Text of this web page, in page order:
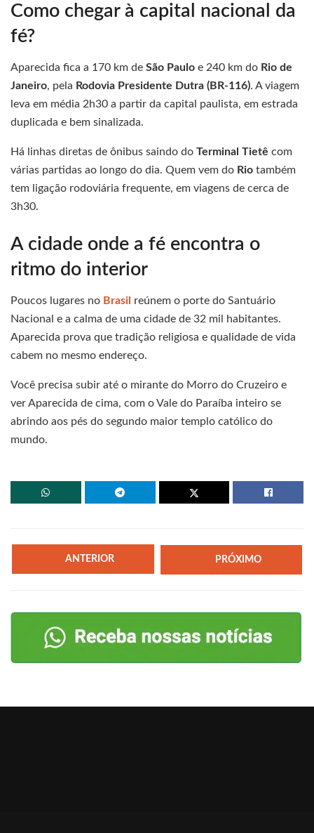
Como chegar à capital nacional da
fé?
Aparecida fica a 170 km de São Paulo e 240 km do Rio de
Janeiro, pela Rodovia Presidente Dutra (BR-116). A viagem
leva em média 2h30 a partir da capital paulista, em estrada
duplicada e bem sinalizada.
Há linhas diretas de ônibus saindo do Terminal Tietê com
várias partidas ao longo do dia. Quem vem do Rio também
tem ligação rodoviária frequente, em viagens de cerca de
3h30.
A cidade onde a fé encontra o
ritmo do interior
Poucos lugares no Brasil reúnem o porte do Santuário
Nacional e a calma de uma cidade de 32 mil habitantes.
Aparecida prova que tradição religiosa e qualidade de vida
cabem no mesmo endereço.
Você precisa subir até o mirante do Morro do Cruzeiro e
ver Aparecida de cima, com o Vale do Paraíba inteiro se
abrindo aos pés do segundo maior templo católico do
mundo.
ANTERIOR PRÓXIMO